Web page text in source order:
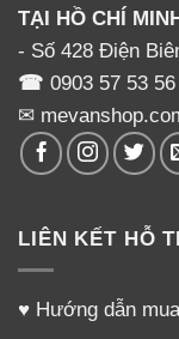
TẠI HỒ CHÍ
- Số 428 Điện
☎ 0903 57 53 56
✉
LIÊN KẾT HỖ
♥ Hướng dẫn